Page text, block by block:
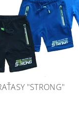
"STRONG"